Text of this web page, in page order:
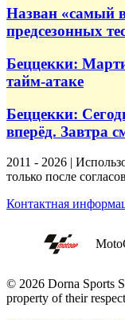
Назван «самый
предсезонных
Беццекки:
тайм-атаке
Беццекки:
вперёд. Завтра
2011 - 2026 |
только после
Контактная
© 2026 Dorna Sports
property of their